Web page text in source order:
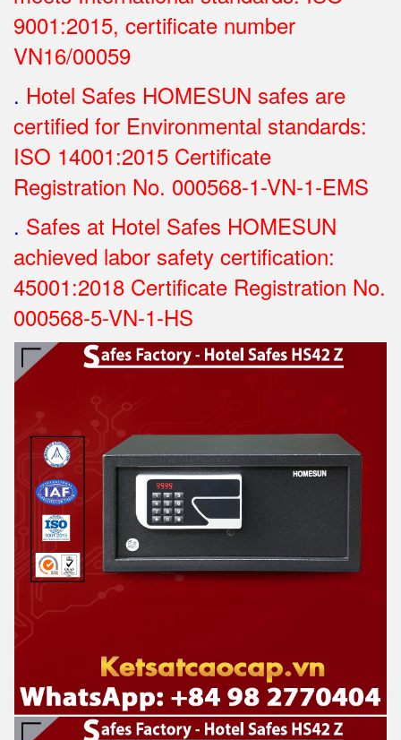
9001:2015, certificate number
VN16/00059
. Hotel Safes HOMESUN safes are
certified for Environmental standards:
ISO 14001:2015 Certificate
Registration No. 000568-1-VN-1-EMS
. Safes at Hotel Safes HOMESUN
achieved labor safety certification:
45001:2018 Certificate Registration No.
000568-5-VN-1-HS